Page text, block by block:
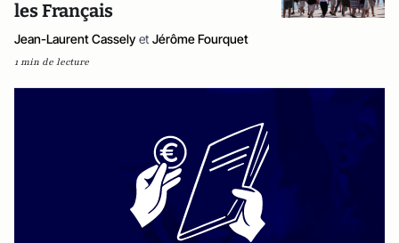
les Français
Jean-Laurent Cassely et Jérôme Fourquet
1 min de lecture